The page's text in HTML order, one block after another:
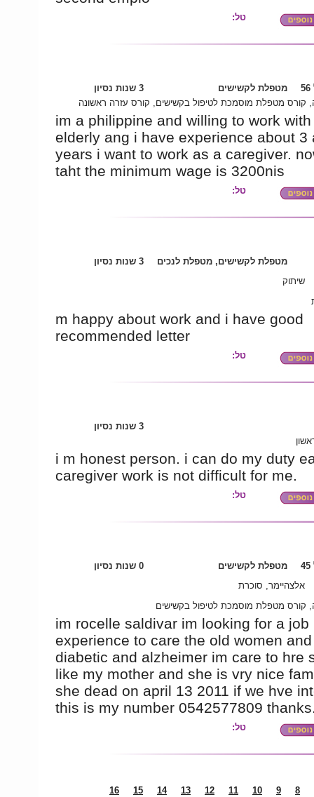
טל:
מטפלת לקשישים
3 שנות נסיון
קורס מטפלת מוסמכת לטיפול בקשישים, קורס עזרה ראשונה
im a philippine and willing to work
elderly ang i have experience about 3
years i want to work as a caregiver.
taht the minimum wage is 3200nis
טל:
מטפלת לקשישים, מטפלת לנכים
3 שנות נסיון
שיתוק
m happy about work and i have good
recommended letter
טל:
3 שנות נסיון
i m honest person. i can do my duty
caregiver work is not difficult for me.
טל:
מטפלת לקשישים
0 שנות נסיון
אלצהיימר, סוכרת
קורס מטפלת מוסמכת לטיפול בקשישים
im rocelle saldivar im looking for a job
experience to care the old women
diabetic and alzheimer im care to hre
like my mother and she is vry nice
she dead on april 13 2011 if we hve
this is my number 0542577809
טל:
8
9
10
11
12
13
14
15
16